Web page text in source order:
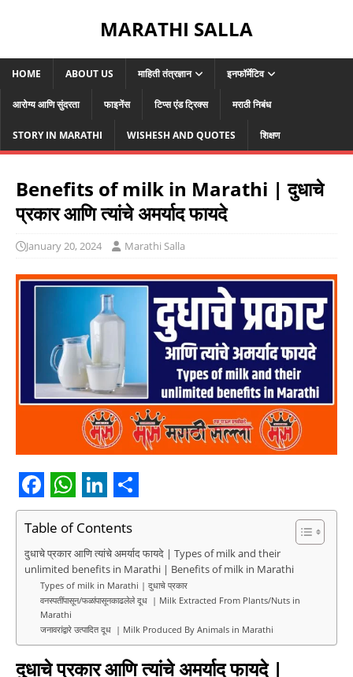
MARATHI SALLA
HOME ABOUT US माहिती तंत्रज्ञान इनफॉर्मेटिव
आरोग्य आणि सुंदरता फाइनेंस टिप्स एंड ट्रिक्स मराठी निबंध
STORY IN MARATHI WISHESH AND QUOTES शिक्षण
Benefits of milk in Marathi | दुधाचे
प्रकार आणि त्यांचे अमर्याद फायदे
January 20, 2024 Marathi Salla
F
a
c
e
o
W
h
a
t
s
A
p
L
i
n
k
e
d
I
S
h
a
r
e
Table of Contents
दुधाचे प्रकार आणि त्यांचे अमर्याद फायदे | Types of milk and their
unlimited benefits in Marathi | Benefits of milk in Marathi
Types of milk in Marathi | दुधाचे प्रकार
वनस्पतींपासून/फळांपासूनकाढलेले दूध | Milk Extracted From Plants/Nuts in
Marathi
जनावरांद्वारे उत्पादित दूध | Milk Produced By Animals in Marathi
दुधाचे प्रकार आणि त्यांचे अमर्याद फायदे |